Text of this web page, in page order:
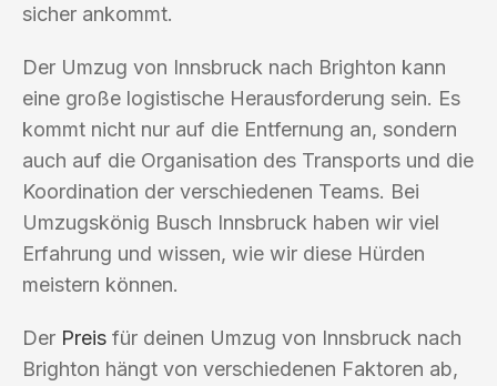
sicher ankommt.
Der Umzug von Innsbruck nach Brighton kann
eine große logistische Herausforderung sein. Es
kommt nicht nur auf die Entfernung an, sondern
auch auf die Organisation des Transports und die
Koordination der verschiedenen Teams. Bei
Umzugskönig Busch Innsbruck haben wir viel
Erfahrung und wissen, wie wir diese Hürden
meistern können.
Der Preis für deinen Umzug von Innsbruck nach
Brighton hängt von verschiedenen Faktoren ab,